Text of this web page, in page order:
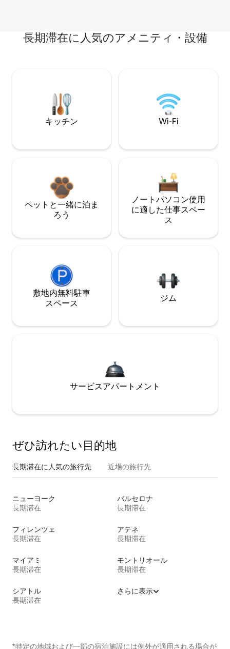
長期滞在に人気のアメニティ・設備
キッチン Wi-Fi
ペットと一緒に泊ま
ろう
ノートパソコン使用
に適した仕事スペー
ス
敷地内無料駐⁠車
ス⁠ペ⁠ー⁠ス
ジム
サービスアパートメント
ぜひ訪⁠れ⁠た⁠い目⁠的⁠地
長期滞在に人気の旅行先 近場の旅行先
ニューヨーク
長期滞在
バルセロナ
長期滞在
フィレンツェ
長期滞在
アテネ
長期滞在
マイアミ
長期滞在
モントリオール
長期滞在
シアトル
長期滞在
さらに表示
*特定の地域および一部の宿泊施設には例外が適用される場合が